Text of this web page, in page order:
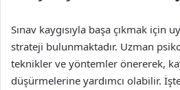
Sınav kaygısıyla başa çıkmak için
strateji bulunmaktadır. Uzman
teknikler ve yöntemler önererek,
düşürmelerine yardımcı olabilir.